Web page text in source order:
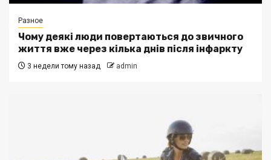
Разное
Чому деякі люди повертаються до звичного
життя вже через кілька днів після інфаркту
3 недели тому назад admin